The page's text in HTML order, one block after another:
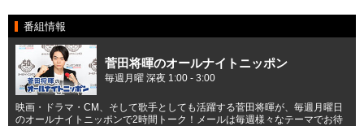
番組情報
菅田将暉のオールナイトニッポン
毎週月曜 深夜 1:00 - 3:00
映画・ドラマ・CM、そして歌手としても活躍する菅田将暉が、毎週月曜日
のオールナイトニッポンで2時間トーク！メールは毎週様々なテーマでお待